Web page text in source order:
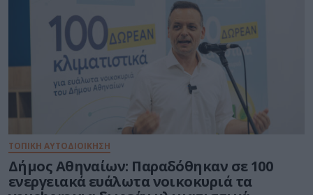
ΤΟΠΙΚΗ ΑΥΤΟΔΙΟΙΚΗΣΗ
Δήμος Αθηναίων: Παραδόθηκαν σε 100
ενεργειακά ευάλωτα νοικοκυριά τα